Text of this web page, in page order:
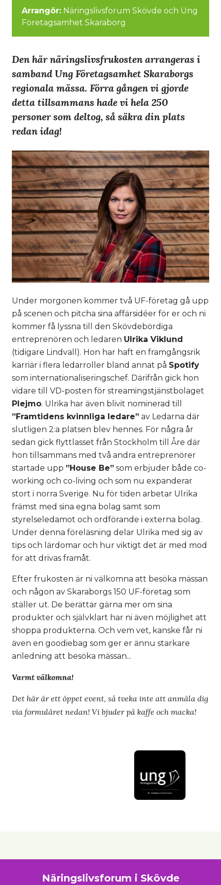
Arrangör: Näringslivsforum Skövde och Ung
Företagsamhet Skaraborg
Den här näringslivsfrukosten arrangeras i
samband Ung Företagsamhet Skaraborgs
regionala mässa. Förra gången vi gjorde
detta tillsammans hade vi hela 250
personer som deltog, så säkra din plats
redan idag!
Under morgonen kommer två UF-företag gå upp
på scenen och pitcha sina affärsidéer för er och ni
kommer få lyssna till den Skövdebördiga
entreprenören och ledaren Ulrika Viklund
(tidigare Lindvall). Hon har haft en framgångsrik
karriär i flera ledarroller bland annat på Spotify
som internationaliseringschef. Därifrån gick hon
vidare till VD-posten för streamingstjänstbolaget
Plejmo. Ulrika har även blivit nominerad till
”Framtidens kvinnliga ledare” av Ledarna där
slutligen 2:a platsen blev hennes. För några år
sedan gick flyttlasset från Stockholm till Åre där
hon tillsammans med två andra entreprenörer
startade upp ”House Be” som erbjuder både co-
working och co-living och som nu expanderar
stort i norra Sverige. Nu för tiden arbetar Ulrika
främst med sina egna bolag samt som
styrelseledamot och ordförande i externa bolag.
Under denna föreläsning delar Ulrika med sig av
tips och lärdomar och hur viktigt det är med mod
för att drivas framåt.
Efter frukosten är ni välkomna att besöka mässan
och någon av Skaraborgs 150 UF-företag som
ställer ut. De berättar gärna mer om sina
produkter och självklart har ni även möjlighet att
shoppa produkterna. Och vem vet, kanske får ni
även en goodiebag som ger er ännu starkare
anledning att besöka mässan...
Varmt välkomna!
Det här är ett öppet event, så tveka inte att anmäla dig
via formuläret nedan! Vi bjuder på kaffe och macka!
Näringslivsforum i Skövde